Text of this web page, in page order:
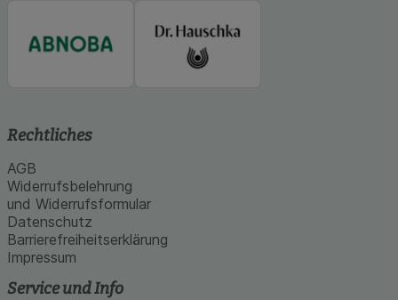
Rechtliches
AGB
Widerrufsbelehrung
und Widerrufsformular
Datenschutz
Barrierefreiheitserklärung
Impressum
Service und Info